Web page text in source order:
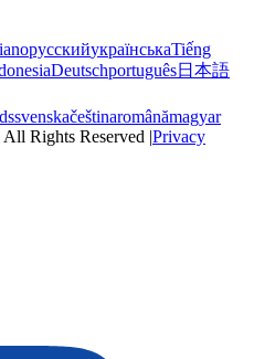
русскийукраїнськаTiếng
Deutschportuguês日本語
svenskačeštinaromânămagyar
Rights Reserved |Privacy